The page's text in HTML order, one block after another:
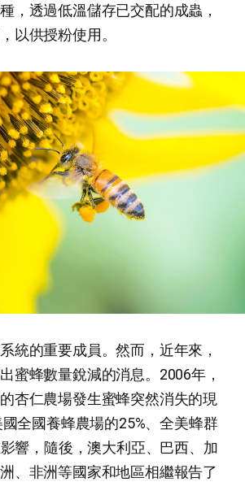
，透過低溫儲存已交配的成蟲，
以供授粉使用。
統的重要成員。然而，近年來，
蜜蜂數量銳減的消息。2006年，
杏仁農場發生蜜蜂突然消失的現
全國養蜂農場的25%、全美蜂群
響，隨後，澳大利亞、巴西、加
、非洲等國家和地區相繼報告了